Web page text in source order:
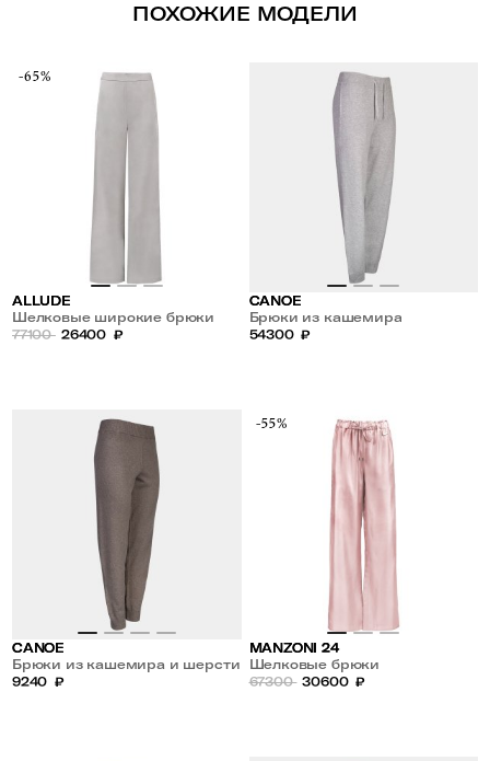
ПОХОЖИЕ МОДЕЛИ
-65%
ALLUDE
Шелковые широкие брюки
77100 26400 ₽
CANOE
Брюки из кашемира
54300 ₽
CANOE
Брюки из кашемира и шерсти
9240 ₽
-55%
MANZONI 24
Шелковые брюки
67300 30600 ₽